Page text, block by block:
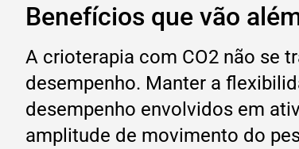
Benefícios que vão
A crioterapia com CO2 não se
desempenho. Manter a
desempenho envolvidos em
amplitude de movimento do